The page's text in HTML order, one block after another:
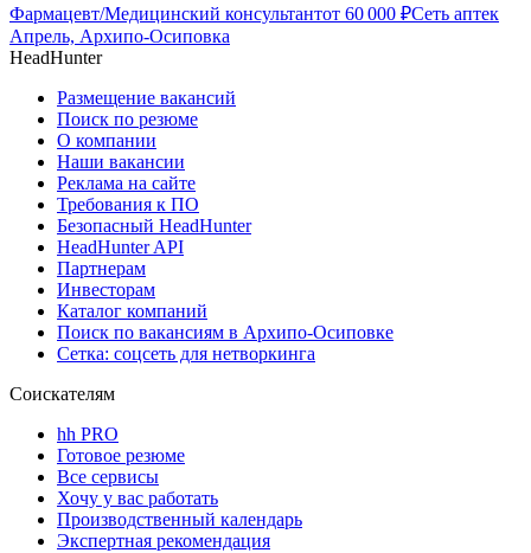
Фармацевт/Медицинский консультантот 60 000 ₽Сеть аптек
Апрель, Архипо-Осиповка
HeadHunter
Размещение вакансий
Поиск по резюме
О компании
Наши вакансии
Реклама на сайте
Требования к ПО
Безопасный HeadHunter
HeadHunter API
Партнерам
Инвесторам
Каталог компаний
Поиск по вакансиям в Архипо-Осиповке
Сетка: соцсеть для нетворкинга
Соискателям
hh PRO
Готовое резюме
Все сервисы
Хочу у вас работать
Производственный календарь
Экспертная рекомендация